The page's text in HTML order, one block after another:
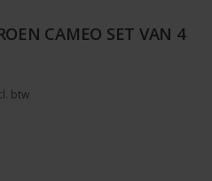
CAMEO SET VAN 4
btw